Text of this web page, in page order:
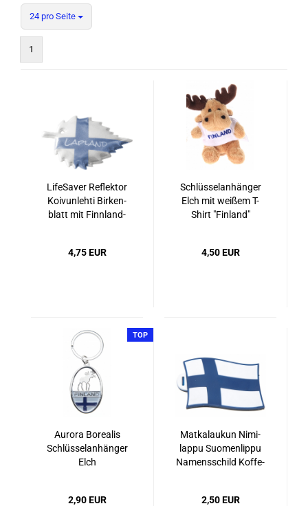
24 pro Seite
pro Seite
1
Life­Saver Re­flek­tor
Koivun­leh­ti Bir­ken­
blatt mit Finn­land­
4,75 EUR
Schlüs­sel­an­hän­ger
Elch mit wei­ßem T-​
Shirt "Fin­land"
4,50 EUR
TOP
Au­ro­ra Bo­rea­lis
Schlüs­sel­an­hän­ger
Elch
2,90 EUR
Mat­ka­l­au­kun Ni­mi­
lap­pu Suo­men­lip­pu
Na­mens­schild Kof­fe­
2,50 EUR